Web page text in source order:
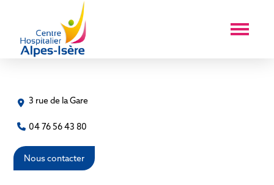
3 rue de la Gare
04 76 56 43 80
Nous contacter